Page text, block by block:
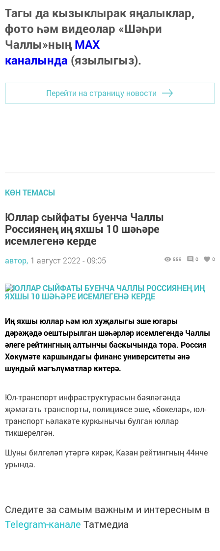
Тагы да кызыклырак яңалыклар,
фото һәм видеолар «Шәһри
Чаллы»ныңMAX
каналында (язылыгыз).
Перейти на страницу новости
КӨН ТЕМАСЫ
Юллар сыйфаты буенча Чаллы
Россиянең иң яхшы 10 шәһәре
исемлегенә керде
автор, 1 август 2022 - 09:05 889 0 0
Иң яхшы юллар һәм юл хуҗалыгы эше югары
дәрәҗәдә оештырылган шәһәрләр исемлегендә Чаллы
әлеге рейтингның алтынчы баскычында тора. Россия
Хөкүмәте каршындагы финанс университеты әнә
шундый мәгълүматлар китерә.
Юл-транспорт инфраструктурасын бәяләгәндә
җәмәгать транспорты, полициясе эше, «бөкеләр», юл-
транспорт һәлакәте куркынычы булган юллар
тикшерелгән.
Шуны билгеләп үтәргә кирәк, Казан рейтингның 44нче
урында.
Следите за самым важным и интересным в
Telegram-канале Татмедиа